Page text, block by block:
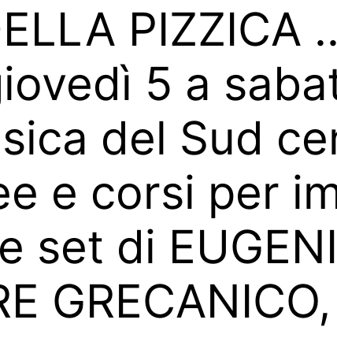
PIZZICA
5 a
del Sud
e corsi per
set di